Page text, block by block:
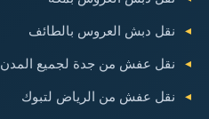
نقل دبش العروس بالطائف
نقل عفش من جدة لجميع المدن
نقل عفش من الرياض لتبوك